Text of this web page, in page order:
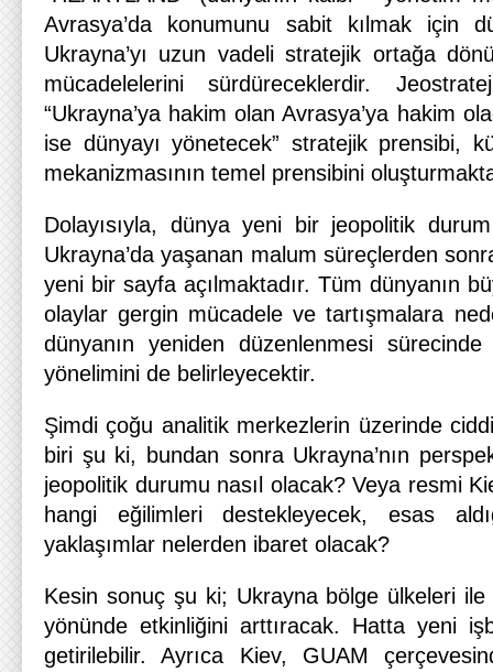
Avrasya’da konumunu sabit kılmak için
Ukrayna’yı uzun vadeli stratejik ortağa
mücadelelerini sürdüreceklerdir.
“Ukrayna’ya hakim olan Avrasya’ya hakim
ise dünyayı yönetecek” stratejik prensibi,
mekanizmasının temel prensibini
Dolayısıyla, dünya yeni bir jeopolitik
Ukrayna’da yaşanan malum süreçlerden
yeni bir sayfa açılmaktadır. Tüm dünyanın
olaylar gergin mücadele ve tartışmalara
dünyanın yeniden düzenlenmesi
yönelimini de belirleyecektir.
Şimdi çoğu analitik merkezlerin üzerinde
biri şu ki, bundan sonra Ukrayna’nın
jeopolitik durumu nasıl olacak? Veya resmi
hangi eğilimleri destekleyecek, esas
yaklaşımlar nelerden ibaret olacak?
Kesin sonuç şu ki; Ukrayna bölge ülkeleri ile
yönünde etkinliğini arttıracak. Hatta yeni
getirilebilir. Ayrıca Kiev, GUAM